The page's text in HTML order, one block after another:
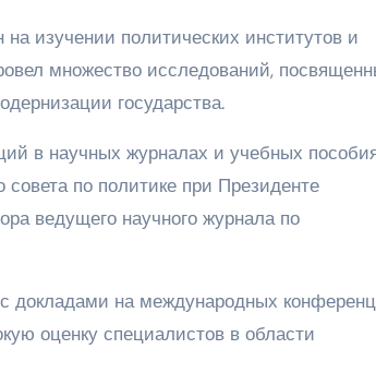
изучении политических институтов и
множество исследований,
государства.
в научных журналах и учебных
по политике при Президенте
ведущего научного журнала по
докладами на международных
оценку специалистов в области